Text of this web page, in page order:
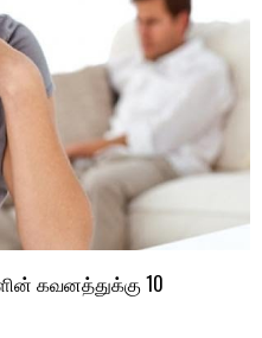
கவனத்துக்கு 10